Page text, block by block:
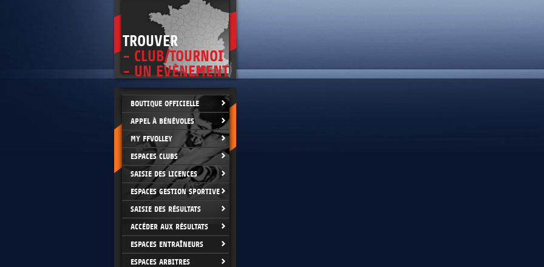
TROUVER
- CLUB/TOURNOI
- UN EVÈNEMENT
BOUTIQUE OFFICIELLE
APPEL À BÉNÉVOLES
MY FFVOLLEY
ESPACES CLUBS
SAISIE DES LICENCES
ESPACES GESTION SPORTIVE
SAISIE DES RÉSULTATS
ACCÉDER AUX RÉSULTATS
ESPACES ENTRAÎNEURS
ESPACES ARBITRES